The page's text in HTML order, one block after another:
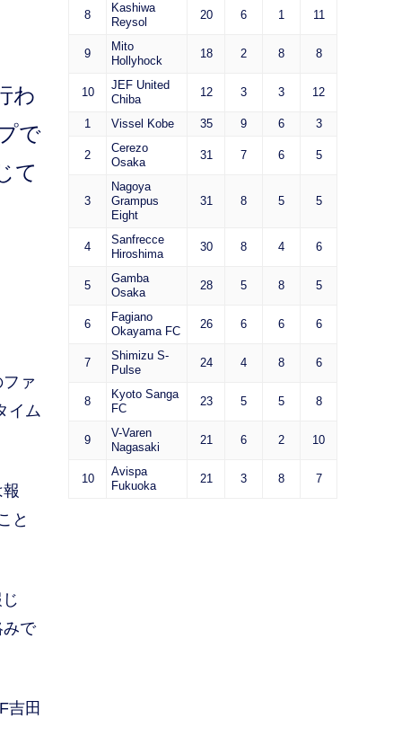
わ
で
て
ァ
イム
と
みで
吉田
8
Kashiwa
Reysol
20 6 1 11
9
Mito
Hollyhock
18 2 8 8
10
JEF United
Chiba
12 3 3 12
1 Vissel Kobe 35 9 6 3
2
Cerezo
Osaka
31 7 6 5
3
Nagoya
Grampus
Eight
31 8 5 5
4
Sanfrecce
Hiroshima
30 8 4 6
5
Gamba
Osaka
28 5 8 5
6
Fagiano
Okayama FC
26 6 6 6
7
Shimizu S-
Pulse
24 4 8 6
8
Kyoto Sanga
FC
23 5 5 8
9
V-Varen
Nagasaki
21 6 2 10
10
Avispa
Fukuoka
21 3 8 7